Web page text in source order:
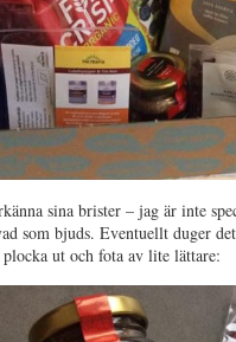
sina brister – jag är inte
som bjuds. Eventuellt duger
ut och fota av lite lättare: